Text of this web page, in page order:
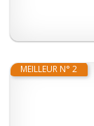
MEILLEUR N° 2